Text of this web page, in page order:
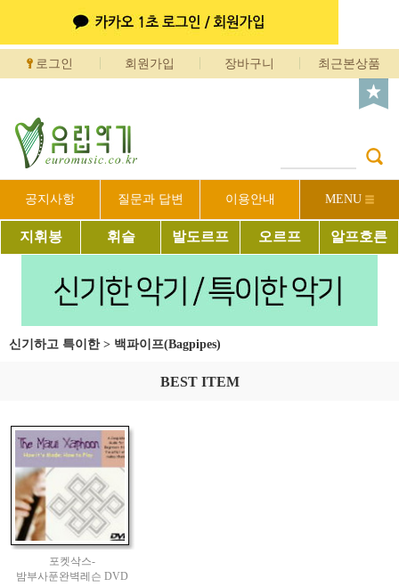
로그인 회원가입 장바구니 최근본상품
공지사항 질문과 답변 이용안내 MENU
지휘봉 휘슬 발도르프 오르프 알프호른
신기하고 특이한> 백파이프(Bagpipes)
BEST ITEM
포켓삭스-
밤부사푼완벽레슨 DVD